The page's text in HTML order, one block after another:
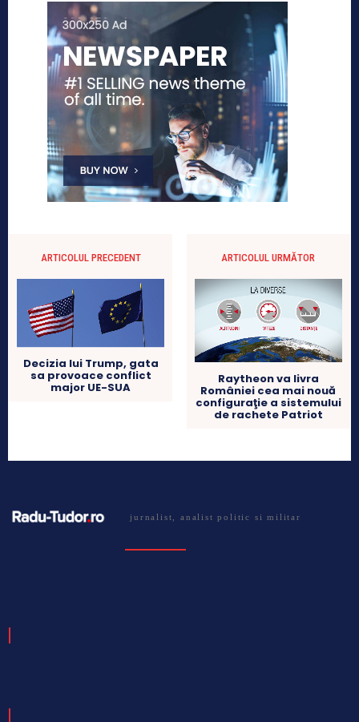
ARTICOLUL PRECEDENT
Decizia lui Trump, gata
sa provoace conflict
major UE-SUA
ARTICOLUL URMĂTOR
Raytheon va livra
României cea mai nouă
configuraţie a sistemului
de rachete Patriot
jurnalist, analist politic si militar